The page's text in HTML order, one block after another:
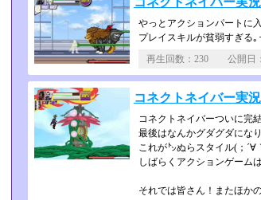
やっとアクションパートに
プレイスキルが貧弱すぎる｡
再生回数：230 公開
コネクトネイバー実
コネクトネイバーついに完
最後はなんかグダグダにな
これが㌧ぬらスタイル(；´∀
しばらくアクションゲーム
それでは皆さん！またほか